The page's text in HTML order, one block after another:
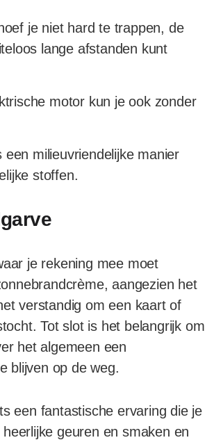
je niet hard te trappen, de
lange afstanden kunt
motor kun je ook zonder
milieuvriendelijke manier
stoffen.
je rekening mee moet
aangezien het
verstandig om een kaart of
Tot slot is het belangrijk om
het algemeen een
blijven op de weg.
een fantastische ervaring die je
geuren en smaken en